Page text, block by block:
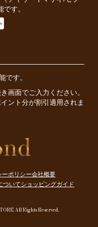
す。
です。
画面でご入力ください。
ント分が割引適用されま
ーポリシー会社概要
ついてショッピングガイド
All Rights Reserved.